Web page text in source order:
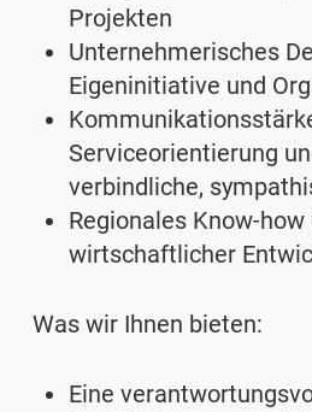
Projekten
Unternehmerisches
Eigeninitiative und
Serviceorientierung
verbindliche,
Regionales Know-
wirtschaftlicher
Was wir Ihnen bieten:
Eine